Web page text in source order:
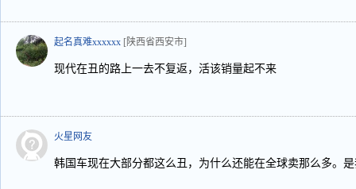
起名真难xxxxxx [陕西省西安市]
现代在丑的路上一去不复返，活该销量起不来
火星网友
韩国车现在大部分都这么丑，为什么还能在全球卖那么多。